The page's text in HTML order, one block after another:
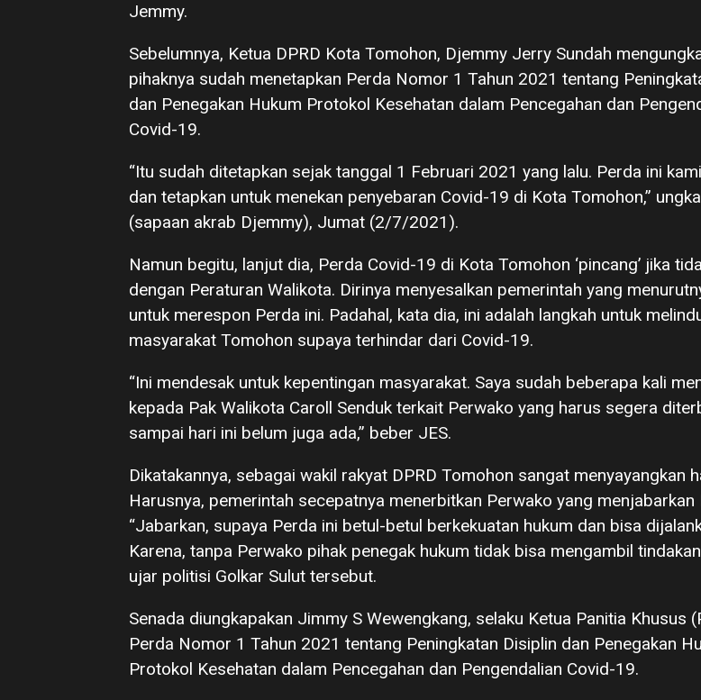
Jemmy.
Sebelumnya, Ketua DPRD Kota Tomohon, Djemmy Jerry Sundah
pihaknya sudah menetapkan Perda Nomor 1 Tahun 2021 tentang
dan Penegakan Hukum Protokol Kesehatan dalam Pencegahan dan
Covid-19.
“Itu sudah ditetapkan sejak tanggal 1 Februari 2021 yang lalu. Perda ini
dan tetapkan untuk menekan penyebaran Covid-19 di Kota Tomohon,”
(sapaan akrab Djemmy), Jumat (2/7/2021).
Namun begitu, lanjut dia, Perda Covid-19 di Kota Tomohon ‘pincang’ jika
dengan Peraturan Walikota. Dirinya menyesalkan pemerintah yang
untuk merespon Perda ini. Padahal, kata dia, ini adalah langkah untuk
masyarakat Tomohon supaya terhindar dari Covid-19.
“Ini mendesak untuk kepentingan masyarakat. Saya sudah beberapa kali
kepada Pak Walikota Caroll Senduk terkait Perwako yang harus segera
sampai hari ini belum juga ada,” beber JES.
Dikatakannya, sebagai wakil rakyat DPRD Tomohon sangat menyayangkan
Harusnya, pemerintah secepatnya menerbitkan Perwako yang menjabarkan
“Jabarkan, supaya Perda ini betul-betul berkekuatan hukum dan bisa
Karena, tanpa Perwako pihak penegak hukum tidak bisa mengambil tindakan
ujar politisi Golkar Sulut tersebut.
Senada diungkapakan Jimmy S Wewengkang, selaku Ketua Panitia Khusus
Perda Nomor 1 Tahun 2021 tentang Peningkatan Disiplin dan Penegakan
Protokol Kesehatan dalam Pencegahan dan Pengendalian Covid-19.